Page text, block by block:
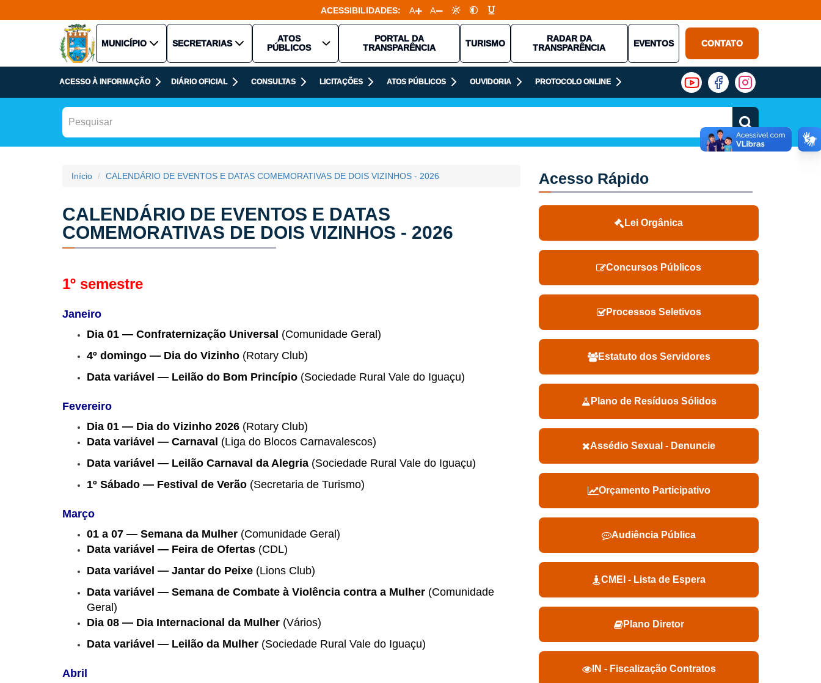
ACESSIBILIDADES: A A
MUNICÍPIO SECRETARIAS
ATOS
PÚBLICOS
PORTAL DA
TRANSPARÊNCIA
TURISMO
RADAR DA
TRANSPARÊNCIA
EVENTOS CONTATO
ACESSO À INFORMAÇÃO DIÁRIO OFICIAL CONSULTAS LICITAÇÕES ATOS PÚBLICOS OUVIDORIA PROTOCOLO ONLINE
Início CALENDÁRIO DE EVENTOS E DATAS COMEMORATIVAS DE DOIS VIZINHOS - 2026
CALENDÁRIO DE EVENTOS E DATAS
COMEMORATIVAS DE DOIS VIZINHOS - 2026
1º semestre
Janeiro
Dia 01 — Confraternização Universal (Comunidade Geral)
4º domingo — Dia do Vizinho (Rotary Club)
Data variável — Leilão do Bom Princípio (Sociedade Rural Vale do Iguaçu)
Fevereiro
Dia 01 — Dia do Vizinho 2026 (Rotary Club)
Data variável — Carnaval (Liga do Blocos Carnavalescos)
Data variável — Leilão Carnaval da Alegria (Sociedade Rural Vale do Iguaçu)
1º Sábado — Festival de Verão (Secretaria de Turismo)
Março
01 a 07 — Semana da Mulher (Comunidade Geral)
Data variável — Feira de Ofertas (CDL)
Data variável — Jantar do Peixe (Lions Club)
Data variável — Semana de Combate à Violência contra a Mulher (Comunidade
Geral)
Dia 08 — Dia Internacional da Mulher (Vários)
Data variável — Leilão da Mulher (Sociedade Rural Vale do Iguaçu)
Abril
Acesso Rápido
Lei Orgânica
Concursos Públicos
Processos Seletivos
Estatuto dos Servidores
Plano de Resíduos Sólidos
Assédio Sexual - Denuncie
Orçamento Participativo
Audiência Pública
CMEI - Lista de Espera
Plano Diretor
IN - Fiscalização Contratos